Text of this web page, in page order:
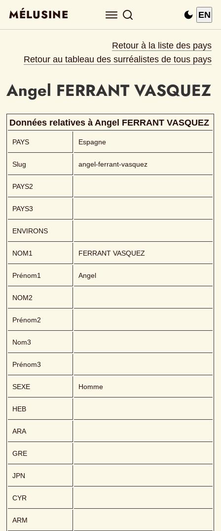
MÉLUSINE EN
Retour à la liste des pays
Retour au tableau des surréalistes de tous pays
Angel
Données relatives à Angel FERRANT VASQUEZ
PAYS Espagne
Slug angel-ferrant-vasquez
PAYS2
PAYS3
ENVIRONS
NOM1 FERRANT VASQUEZ
Prénom1 Angel
NOM2
Prénom2
Nom3
Prénom3
SEXE Homme
HEB
ARA
GRE
JPN
CYR
ARM